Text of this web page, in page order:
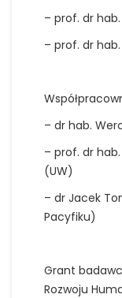
– prof. dr hab.
– prof. dr hab.
– dr hab.
– prof. dr
(UW)
– dr Jacek
Pacyfiku)
Grant
Rozwoju